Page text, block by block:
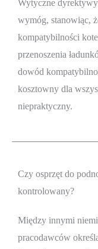
Wytyczne
wymóg, stanowiąc,
kompatybilności
przenoszenia
dowód
kosztowny dla
niepraktyczny.
Czy osprzęt do
kontrolowany?
Między innymi
pracodawców